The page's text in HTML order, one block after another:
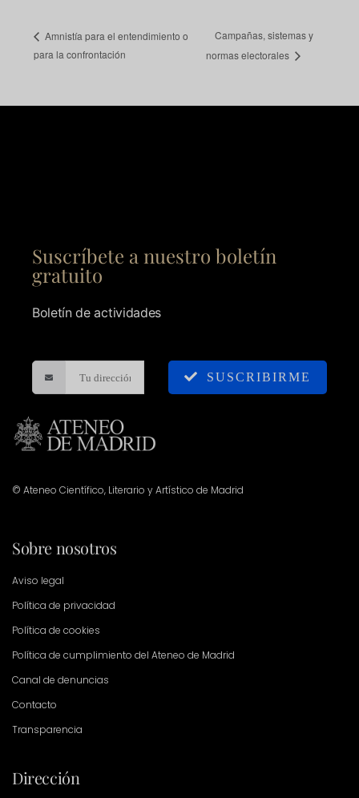
Amnistía para el entendimiento o
para la confrontación
Campañas, sistemas y
normas electorales
Suscríbete a nuestro boletín
gratuito
Boletín de actividades
SUSCRIBIRME
© Ateneo Científico, Literario y Artístico de Madrid
Sobre nosotros
Aviso legal
Política de privacidad
Política de cookies
Política de cumplimiento del Ateneo de Madrid
Canal de denuncias
Contacto
Transparencia
Dirección